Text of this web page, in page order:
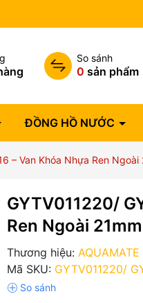
So sánh
0 sản phẩm
ĐỒNG HỒ NƯỚC
– Van Khóa Nhựa Ren
GYTV011220/
Ren Ngoài
Thương hiệu: AQUAMATE
Mã SKU: GYTV011220/